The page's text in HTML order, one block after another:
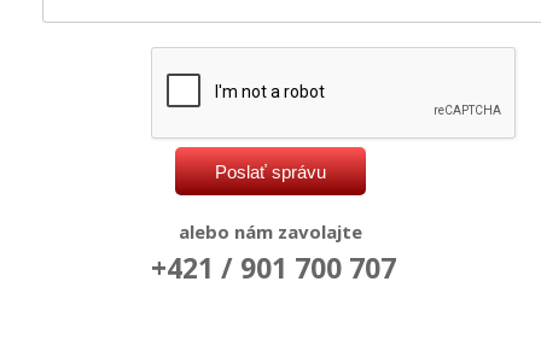
alebo nám zavolajte
+421 / 901 700 707